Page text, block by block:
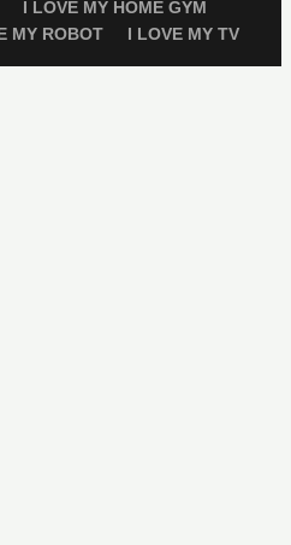
I LOVE MY HOME GYM
MY ROBOT I LOVE MY TV